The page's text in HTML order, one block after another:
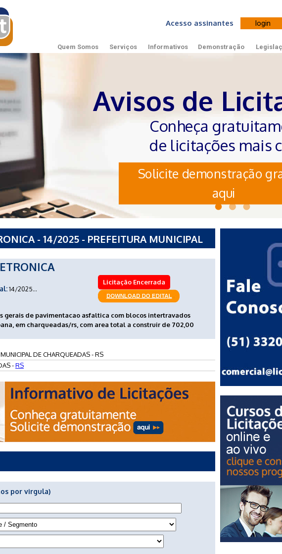
Acesso assinantes
Quem Somos Serviços Informativos Demonstração
Avisos de
Conheça
de licitações mais
Solicite demonstração
aqui
- 14/2025 - PREFEITURA MUNICIPAL
14/2025...
Licitação Encerrada
gerais de pavimentacao asfaltica com blocos intertravados
em charqueadas/rs, com area total a construir de 702,00
DE CHARQUEADAS - RS
-RS
por virgula)